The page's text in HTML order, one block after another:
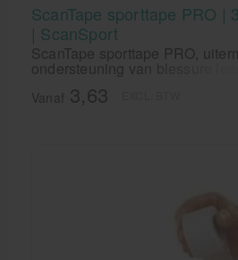
ScanTape sporttape PRO |
| ScanSport
ScanTape sporttape PRO,
ondersteuning van blessure
preventief tapen zeer
Leukotape de beste sporttape
Vanaf 3,63